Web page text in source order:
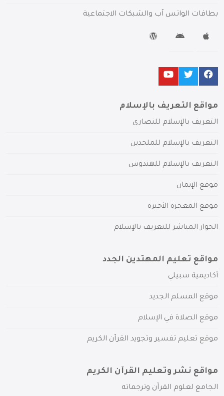
بطاقات الواتس آب والشبكات الاجتماعية
مواقع التعريف بالإسلام
التعريف بالإسلام للنصارى
التعريف بالإسلام للملحدين
التعريف بالإسلام للهندوس
موقع الإيمان
موقع المعجزة الأخيرة
الحوار المباشر للتعريف بالإسلام
مواقع تعليم المهتدين الجدد
أكاديمية سبيلي
موقع المسلم الجديد
موقع الصلاة في الإسلام
موقع تعليم تفسير وتجويد القرآن الكريم
مواقع نشر وتعليم القرآن الكريم
الجامع لعلوم القرآن وترجماته